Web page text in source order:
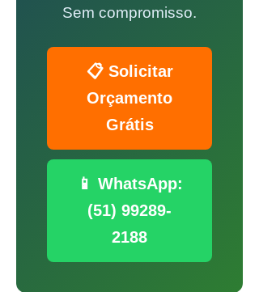
Sem compromisso.
📋 Solicitar
Orçamento
Grátis
📱 WhatsApp:
(51) 99289-
2188